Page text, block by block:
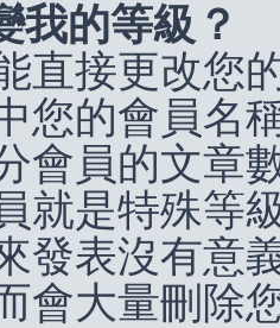
我的等級？
直接更改您
您的會員名
會員的文章
就是特殊等
發表沒有意
會大量刪除